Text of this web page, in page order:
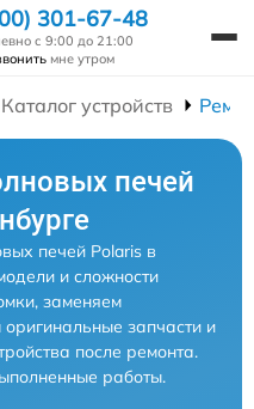
301-67-48
с 9:00 до 21:00
мне утром
Каталог устройств
печей
печей Polaris в
и сложности
заменяем
запчасти и
после ремонта.
работы.